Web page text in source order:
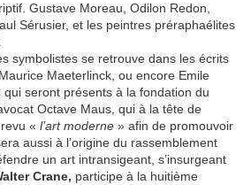
Gustave Moreau, Odilon Redon,
Sérusier, et les peintres préraphaélites
symbolistes se retrouve dans les écrits
Maeterlinck, ou encore Emile
seront présents à la fondation du
Octave Maus, qui à la tête de
« l’art moderne » afin de promouvoir
aussi à l’origine du rassemblement
un art intransigeant, s’insurgeant
Crane, participe à la huitième